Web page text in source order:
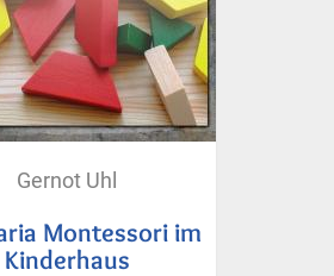
Gernot Uhl
Montessori im
Kinderhaus